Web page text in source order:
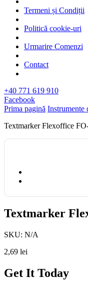
Termeni și Condiții
Politică cookie-uri
Urmarire Comenzi
Contact
+40 771 619 910
Facebook
Prima pagină Instrumente
Textmarker Flexoffice
Textmarker
SKU: N/A
2,69 lei
Get It Today